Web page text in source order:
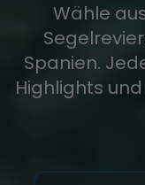
Wähle
Spanien.
Highlights